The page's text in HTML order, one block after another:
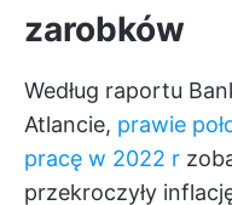
zarobków
Według raportu
Atlancie, prawie
pracę w 2022 r
przekroczyły